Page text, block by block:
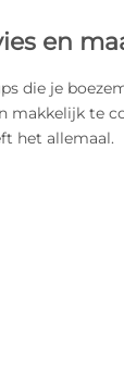
en
die je
makkelijk te
het allemaal.